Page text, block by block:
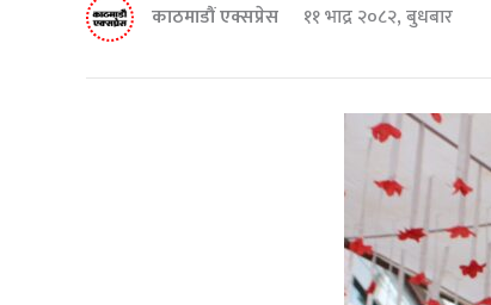
काठमाडौं एक्सप्रेस ११ भाद्र २०८२, बुधबार